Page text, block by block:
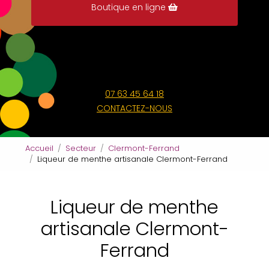
Boutique en ligne
07 63 45 64 18
CONTACTEZ-NOUS
Accueil Secteur
Clermont-Ferrand
Liqueur de menthe artisanale Clermont-Ferrand
Liqueur de menthe
artisanale Clermont-
Ferrand